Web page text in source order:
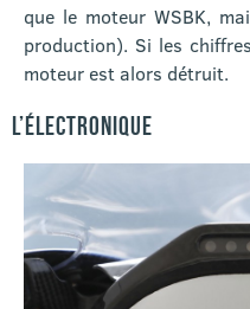
que le moteur WSBK,
production). Si les
moteur est alors détruit.
L’ÉLECTRONIQUE